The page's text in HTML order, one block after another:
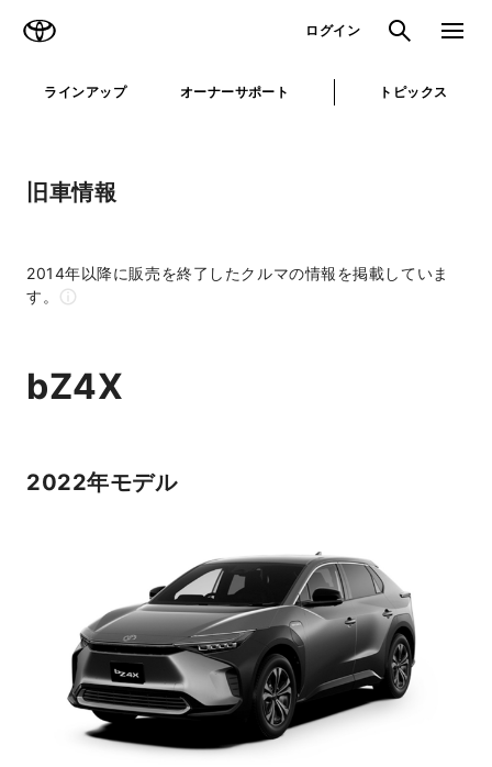
ログイン 検索 メニュ
ラインアップ オーナーサポート トピックス
旧車情報
2014年以降に販売を終了したクルマの情報を掲載していま
す。
bZ4X
2022年モデル